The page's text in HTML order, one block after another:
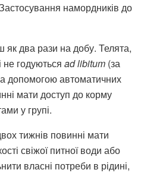
намордників до
два рази на добу. Телята,
не годуються ad libitum (за
допомогою автоматичних
мати доступ до корму
у групі.
тижнів повинні мати
свіжої питної води або
власні потреби в рідині,